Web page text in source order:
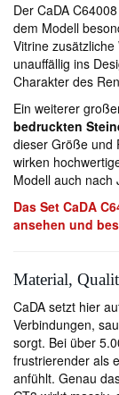
Der CaDA
dem Modell
Vitrine
unauffällig ins
Charakter des
Ein weiterer
bedruckten
dieser Größe und
wirken
Modell auch nach
Das Set CaDA
ansehen und
Material,
CaDA setzt hier
Verbindungen,
sorgt. Bei über
frustrierender als
anfühlt. Genau